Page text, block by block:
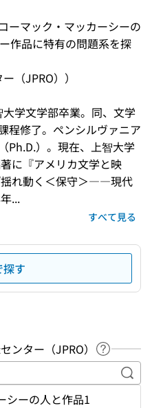
ーマック・マッカーシーの
作品に特有の問題系を探
（JPRO））
学文学部卒業。同、文学
程修了。ペンシルヴァニア
Ph.D.）。現在、上智大学
に『アメリカ文学と映
揺れ動く＜保守＞――現代
...
すべて見る
す
ンター（JPRO）
ヘルプペ
キ
ーの人と作品1